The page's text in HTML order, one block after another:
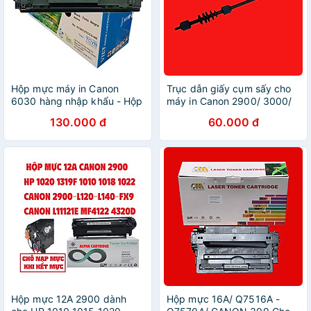
Hộp mực máy in Canon
6030 hàng nhập khẩu - Hộp
Canon LBP 6000 6030,
6030w, 3050, 3100 -
Cartridge 325 / 312 - 85A
mới 100%
130.000 đ
Trục dẫn giấy cụm sấy cho
máy in Canon 2900/ 3000/
60.000 đ
Hộp mực 12A 2900 dành
Hộp mực 16A/ Q7516A -